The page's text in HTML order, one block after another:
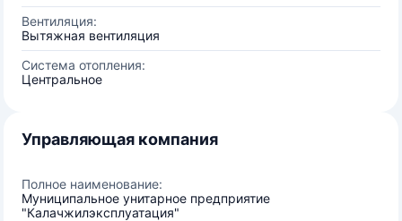
Вентиляция:
Вытяжная вентиляция
Система отопления:
Центральное
Управляющая компания
Полное наименование:
Муниципальное унитарное предприятие
"Калачжилэксплуатация"